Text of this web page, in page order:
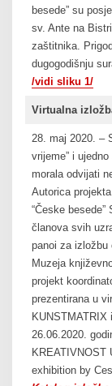
besede” su
sv. Ante na
zaštitnika.
dugogodišnju
/vidi sliku 1/
Virtualna
28. maj 2020. –
vrijeme” i
morala odvijati
Autorica
“Česke
članova svih
panoi za izložbu
Muzeja
projekt
prezentirana u
26.06.2020.
KREATIVNOST
exhibition by